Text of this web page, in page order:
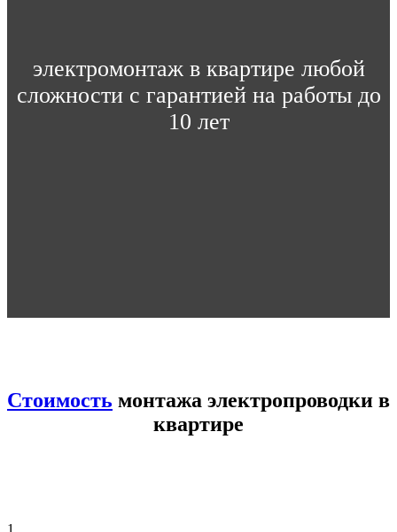
электромонтаж в квартире любой
сложности с гарантией на работы до
10 лет
Стоимость монтажа электропроводки в
квартире
1